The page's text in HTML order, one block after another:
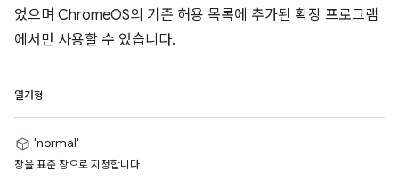
었으며 ChromeOS의 기존 허용 목록에 추가된 확장 프로그램
에서만 사용할 수 있습니다.
열거형
'normal'
창을 표준 창으로 지정합니다.